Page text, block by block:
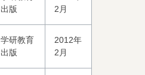
出版
2月
学研教育
出版
2012年
2月